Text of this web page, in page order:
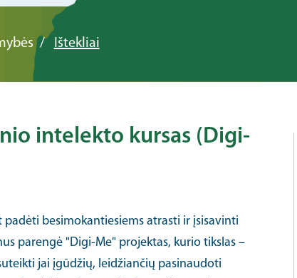
Ištekliai
intelekto kursas (Digi-
besimokantiesiems atrasti ir įsisavinti
parengė "Digi-Me" projektas, kurio tikslas –
jai įgūdžių, leidžiančių pasinaudoti